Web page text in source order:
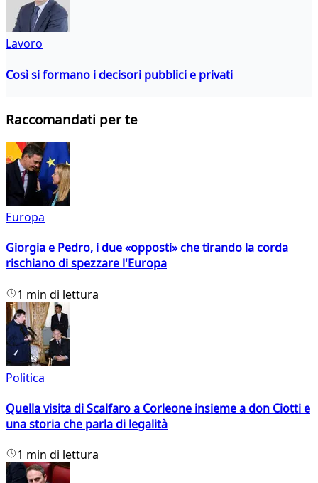
Lavoro
Così si formano i decisori pubblici e privati
Raccomandati per te
Europa
Giorgia e Pedro, i due «opposti» che tirando la corda
rischiano di spezzare l'Europa
1 min di lettura
Politica
Quella visita di Scalfaro a Corleone insieme a don Ciotti e
una storia che parla di legalità
1 min di lettura